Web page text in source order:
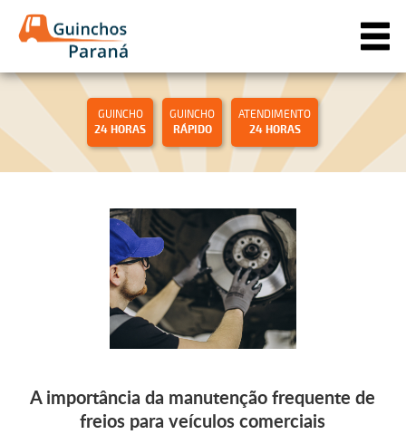
GUINCHO
24 HORAS
GUINCHO
RÁPIDO
ATENDIMENTO
24 HORAS
A importância da manutenção frequente de
freios para veículos comerciais